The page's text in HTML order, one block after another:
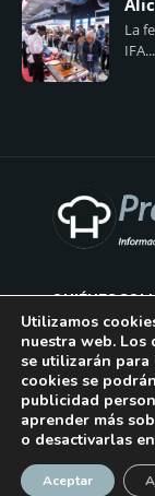
La
IFA...
QUIÉNES
AVISO LEGAL
POLÍTICA DE
POLÍTICA DE
CONTACTO
Utilizamos
nuestra web. Los
se utilizarán
cookies se
publicidad
aprender más
o desactivarlas
Aceptar